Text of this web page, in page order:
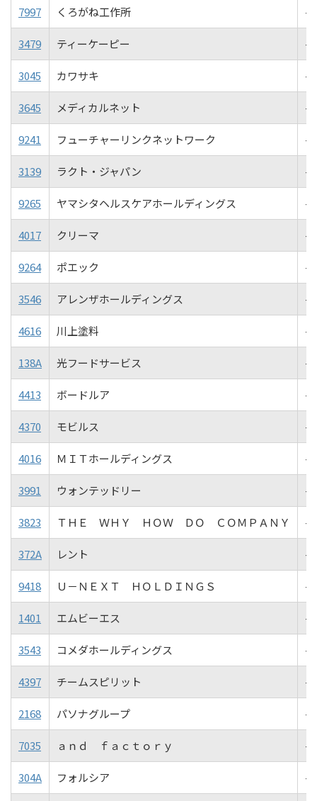
7997 くろがね工作所 -
3479 ティーケーピー -
3045 カワサキ -
3645 メディカルネット -
9241 フューチャーリンクネットワーク -
3139 ラクト・ジャパン -
9265 ヤマシタヘルスケアホールディングス -
4017 クリーマ -
9264 ポエック -
3546 アレンザホールディングス -
4616 川上塗料 -
138A 光フードサービス -
4413 ボードルア -
4370 モビルス -
4016 ＭＩＴホールディングス -
3991 ウォンテッドリー -
3823 ＴＨＥ ＷＨＹ ＨＯＷ ＤＯ ＣＯＭＰＡＮＹ -
372A レント -
9418 Ｕ－ＮＥＸＴ ＨＯＬＤＩＮＧＳ -
1401 エムビーエス -
3543 コメダホールディングス -
4397 チームスピリット -
2168 パソナグループ -
7035 ａｎｄ ｆａｃｔｏｒｙ -
304A フォルシア -